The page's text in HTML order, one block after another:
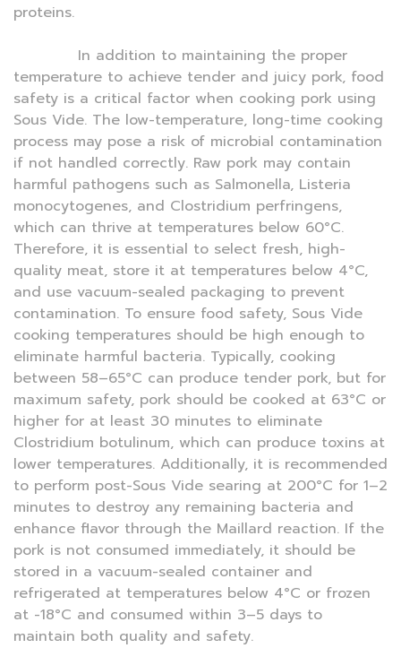
proteins.
In addition to maintaining the proper
temperature to achieve tender and juicy pork, food
safety is a critical factor when cooking pork using
Sous Vide. The low-temperature, long-time cooking
process may pose a risk of microbial contamination
if not handled correctly. Raw pork may contain
harmful pathogens such as Salmonella, Listeria
monocytogenes, and Clostridium perfringens,
which can thrive at temperatures below 60°C.
Therefore, it is essential to select fresh, high-
quality meat, store it at temperatures below 4°C,
and use vacuum-sealed packaging to prevent
contamination. To ensure food safety, Sous Vide
cooking temperatures should be high enough to
eliminate harmful bacteria. Typically, cooking
between 58–65°C can produce tender pork, but for
maximum safety, pork should be cooked at 63°C or
higher for at least 30 minutes to eliminate
Clostridium botulinum, which can produce toxins at
lower temperatures. Additionally, it is recommended
to perform post-Sous Vide searing at 200°C for 1–2
minutes to destroy any remaining bacteria and
enhance flavor through the Maillard reaction. If the
pork is not consumed immediately, it should be
stored in a vacuum-sealed container and
refrigerated at temperatures below 4°C or frozen
at -18°C and consumed within 3–5 days to
maintain both quality and safety.